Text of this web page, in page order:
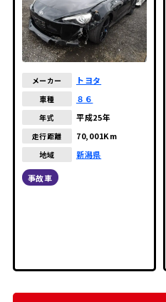
メーカー トヨタ
車種 ８６
年式 平成25年
走行距離 70,001Km
地域 新潟県
事故車